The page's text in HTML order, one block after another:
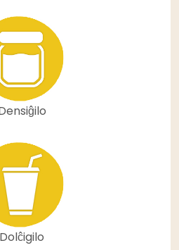
Dolĉigilo